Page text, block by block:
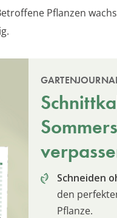
Pflanzen
Schneiden
den
Pflanze.